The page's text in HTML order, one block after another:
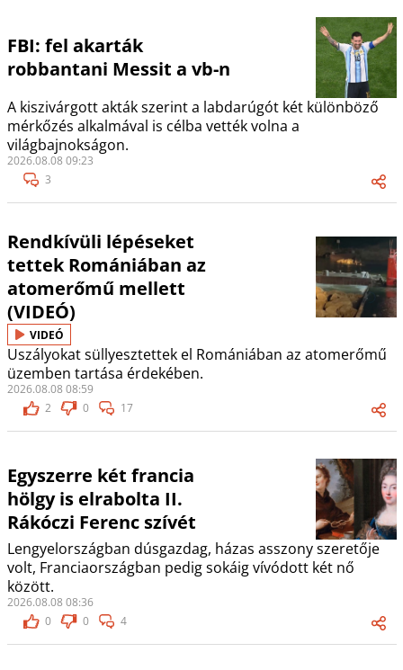
FBI: fel akarták
robbantani Messit a vb-n
A kiszivárgott akták szerint a labdarúgót két különböző
mérkőzés alkalmával is célba vették volna a
világbajnokságon.
2026.08.08 09:23
3
Rendkívüli lépéseket
tettek Romániában az
atomerőmű mellett
(VIDEÓ)
VIDEÓ
Uszályokat süllyesztettek el Romániában az atomerőmű
üzemben tartása érdekében.
2026.08.08 08:59
2
0 17
Egyszerre két francia
hölgy is elrabolta II.
Rákóczi Ferenc szívét
Lengyelországban dúsgazdag, házas asszony szeretője
volt, Franciaországban pedig sokáig vívódott két nő
között.
2026.08.08 08:36
0
0 4